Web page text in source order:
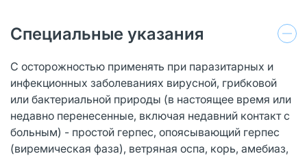
Специальные указания
C осторожностью применять при паразитарных и
инфекционных заболеваниях вирусной, грибковой
или бактериальной природы (в настоящее время или
недавно перенесенные, включая недавний контакт с
больным) - простой герпес, опоясывающий герпес
(виремическая фаза), ветряная оспа, корь, амебиаз,